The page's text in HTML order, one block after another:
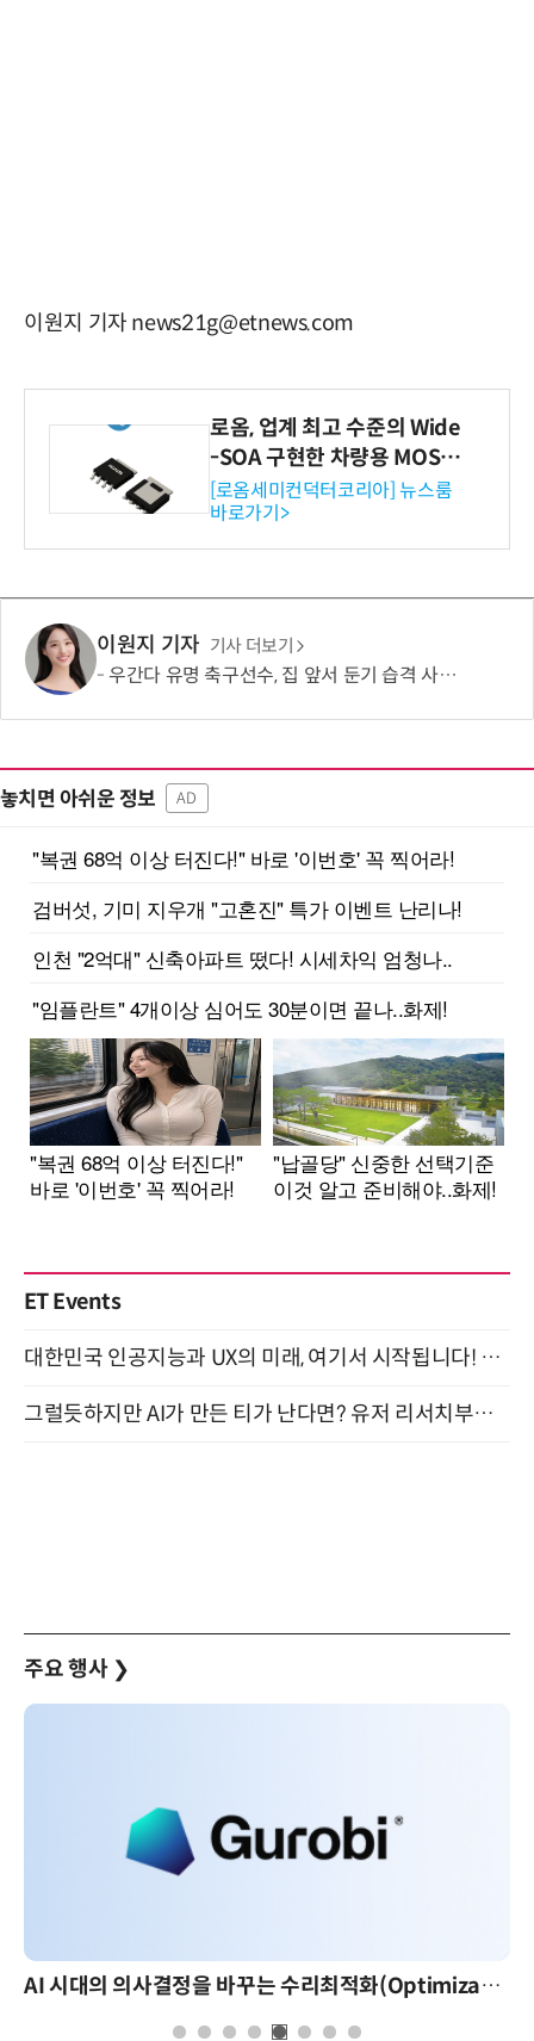
이원지 기자 news21g@etnews.com
로옴, 업계 최고 수준의 Wide
-SOA 구현한 차량용 MOSF
ET 개발
[로옴세미컨덕터코리아] 뉴스룸
바로가기>
이원지 기자 기사 더보기
우간다 유명 축구선수, 집 앞서 둔기 습격 사망… '치안 불안' 분노 확산
놓치면 아쉬운 정보 AD
ET Events
대한민국 인공지능과 UX의 미래, 여기서 시작됩니다! UX Korea 2026 - Fall 9월 2일 개최
그럴듯하지만 AI가 만든 티가 난다면? 유저 리서치부터 배포까지! (9/15)
주요 행사 ❯
AI 시대의 의사결정을 바꾸는 수리최적화(Optimization): 실제 산업 적용 사례와 활용 전략